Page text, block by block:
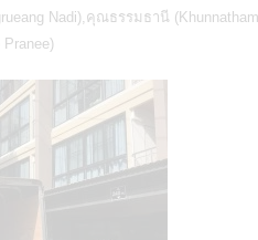
Nadi),คุณธรรมธานี (Khunnatham